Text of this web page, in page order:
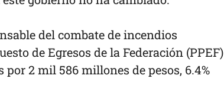
del combate de incendios
de Egresos de la Federación (PPEF)
2 mil 586 millones de pesos, 6.4%